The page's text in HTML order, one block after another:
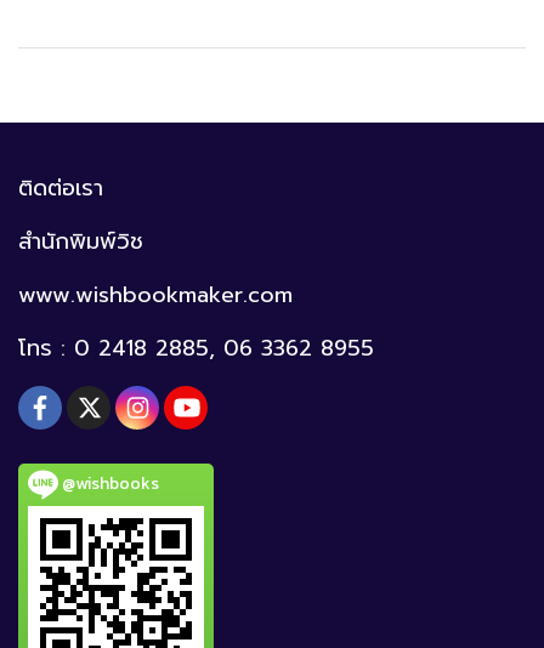
ติดต่อเรา
สำนักพิมพ์วิช
www.wishbookmaker.com
โทร : 0 2418 2885, 06 3362 8955
@wishbooks